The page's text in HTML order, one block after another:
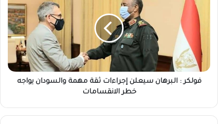
البرهان
سيعلن
مهمة
والسودان
يواجه
خطرفولكر : البرهان سيعلن إجراءات ثقة مهمة والسودان يواجه
خطر الانقسامات